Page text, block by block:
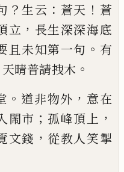
？生云 ： 蒼天 ！ 蒼
立 ， 長生深深海底
且未知第一句 。 有
天晴普請拽木 。
。 道非物外 ， 意在
閙市 ； 孤峰頂上 ，
文錢 ， 從教人笑掣